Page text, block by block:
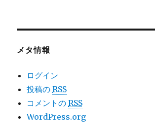
メタ情報
ログイン
投稿のRSS
コメントのRSS
WordPress.org